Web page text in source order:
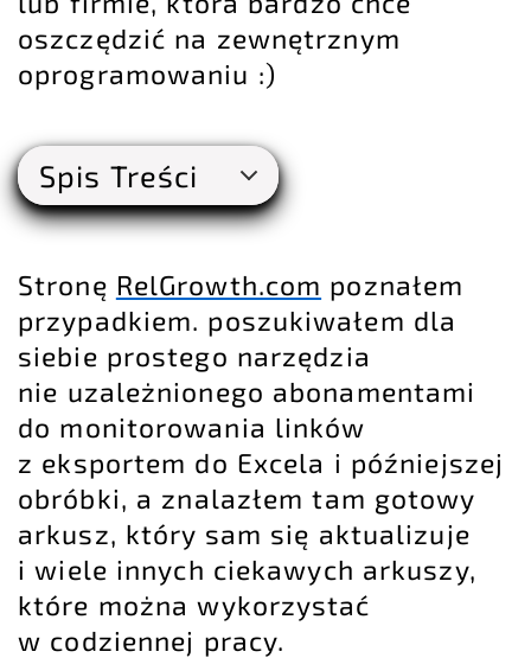
oszczędzić na zewnętrznym
oprogramowaniu :)
Spis Treści
Stronę RelGrowth.com poznałem
przypadkiem. poszukiwałem dla
siebie prostego narzędzia
nie uzależnionego abonamentami
do monitorowania linków
z eksportem do Excela i późniejszej
obróbki, a znalazłem tam gotowy
arkusz, który sam się aktualizuje
i wiele innych ciekawych arkuszy,
które można wykorzystać
w codziennej pracy.